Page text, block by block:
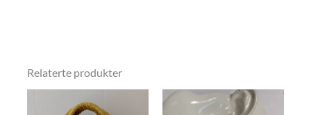
Relaterte produkter